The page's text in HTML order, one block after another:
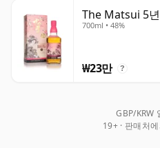
The Matsui 5
700ml • 48%
₩23만 ?
GBP/KRW
19+ · 판매처